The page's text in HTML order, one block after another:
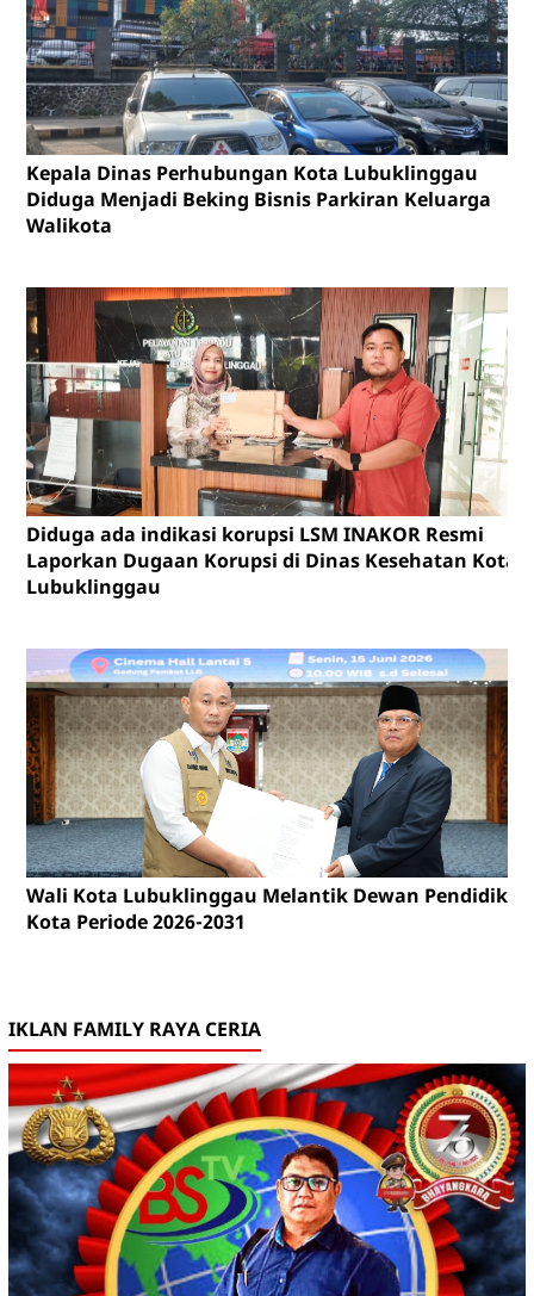
Kepala Dinas Perhubungan Kota Lubuklinggau
Diduga Menjadi Beking Bisnis Parkiran Keluarga
Walikota
Diduga ada indikasi korupsi LSM INAKOR Resmi
Laporkan Dugaan Korupsi di Dinas Kesehatan Kota
Lubuklinggau
Wali Kota Lubuklinggau Melantik Dewan Pendidikan
Kota Periode 2026-2031
IKLAN FAMILY RAYA CERIA